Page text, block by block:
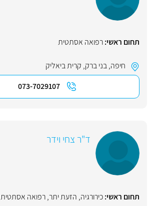
תחום ראשי:רפואה אסתטית
חיפה,בני ברק, קרית ביאליק
073-7029107
ד"ר צחי וידר
תחום ראשי:כירורגיה, הזעת יתר,רפואה אסתטית